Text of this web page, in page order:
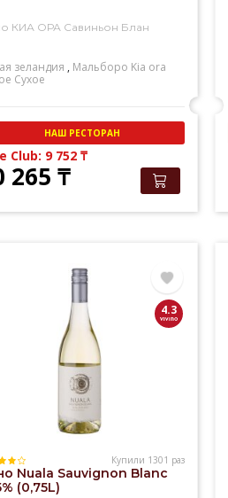
КИА ОРА Савиньон Блан
зеландия , Мальборо Kia ora
Сухое
НАШ РЕСТОРАН
Club: 9 752₸
265₸
4.3
Купили 1301 раз
Nuala Sauvignon Blanc
(0,75L)